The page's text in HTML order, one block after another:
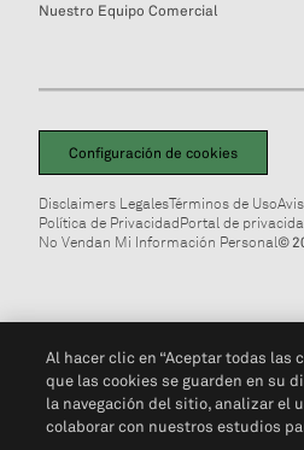
Nuestro Equipo Comercial
Configuración de cookies
Disclaimers LegalesTérminos de Uso
Política de PrivacidadPortal de
No Vendan Mi Información Personal©
Al hacer clic en “Aceptar todas las
que las cookies se guarden en su
la navegación del sitio, analizar el
colaborar con nuestros estudios